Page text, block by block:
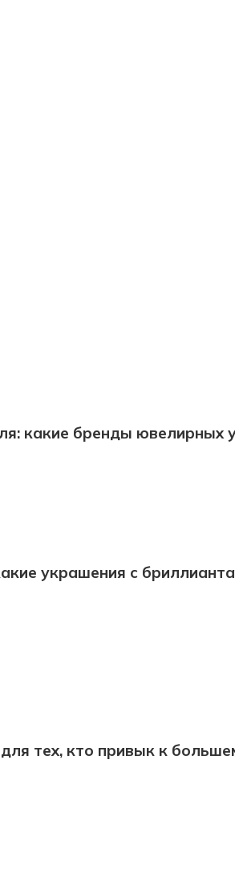
какие бренды ювелирных
украшения с
тех, кто привык к